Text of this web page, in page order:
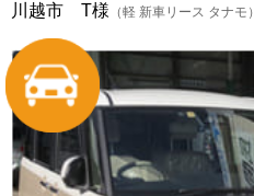
川越市 T様 （軽 新車リース タナモ）